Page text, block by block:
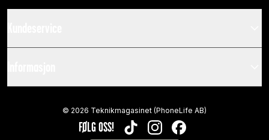
FØLG OSS! TIKTOKINSTAGRAMFACEBOOK
© 2026 Teknikmagasinet (PhoneLife AB)